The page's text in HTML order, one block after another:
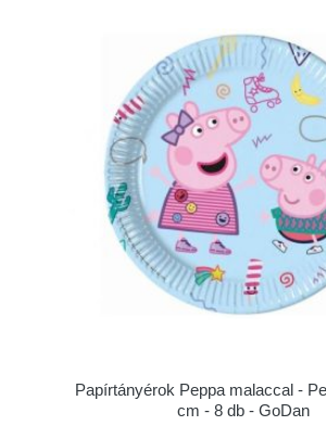
Papírtányérok Peppa malaccal -
cm - 8 db - GoDan